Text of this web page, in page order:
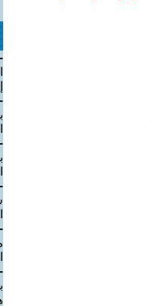
-
-
-
-
-
-